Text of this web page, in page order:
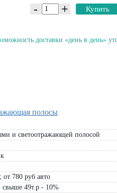
- + Купить
доставки «день в день»
полосы
и светоотражающей полосой
от 780 руб авто
49т.р - 10%